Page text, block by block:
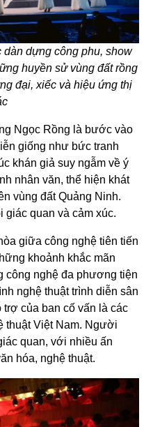
dựng công phu, show
huyền sử vùng đất rồng
đại, xiếc và hiệu ứng thị
Ngọc Rồng là bước vào
giống như bức tranh
khán giả suy ngẫm về ý
nhân văn, thể hiện khát
vùng đất Quảng Ninh.
giác quan và cảm xúc.
giữa công nghệ tiên tiến
khoảnh khắc mãn
công nghệ đa phương tiện
nghệ thuật trình diễn sân
của ban cố vấn là các
thuật Việt Nam. Người
quan, với nhiều ấn
hóa, nghệ thuật.